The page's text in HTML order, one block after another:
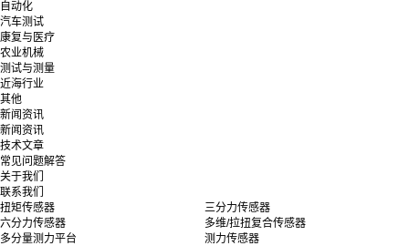
自动化
汽车测试
康复与医疗
农业机械
测试与测量
近海行业
其他
新闻资讯
新闻资讯
技术文章
常见问题解答
关于我们
联系我们
扭矩传感器
三分力传感器
六分力传感器
多维/拉扭复合传感器
多分量测力平台
测力传感器